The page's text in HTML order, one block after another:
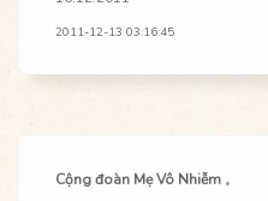
2011-12-13 03:16:45
Cộng đoàn Mẹ Vô Nhiễm